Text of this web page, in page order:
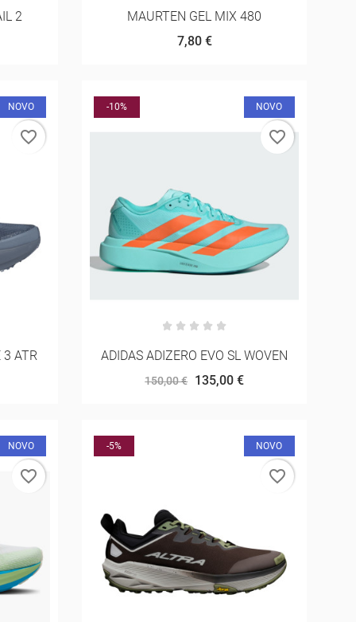
2
MAURTEN GEL MIX 480
7,80 €
NOVO
3 ATR
favorite_border
-10% NOVO
ADIDAS ADIZERO EVO SL WOVEN
150,00 € 135,00 €
favorite_border
NOVO
favorite_border
-5% NOVO
favorite_border